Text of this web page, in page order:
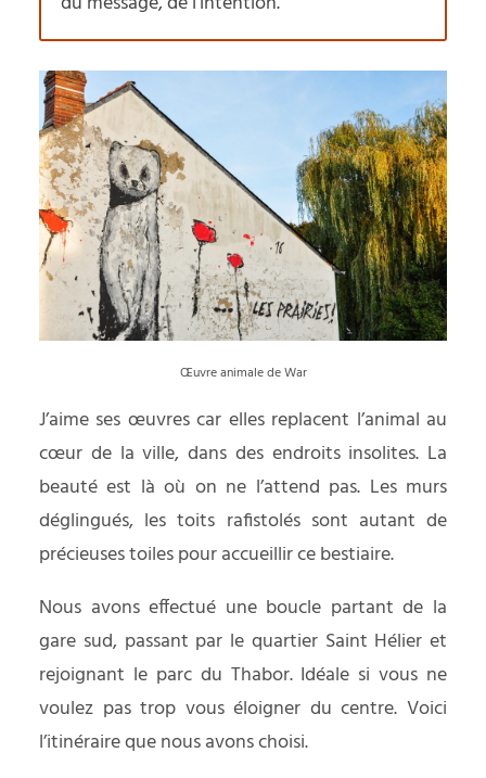
Œuvre animale de War
J’aime ses œuvres car elles replacent l’animal au
cœur de la ville, dans des endroits insolites. La
beauté est là où on ne l’attend pas. Les murs
déglingués, les toits rafistolés sont autant de
précieuses toiles pour accueillir ce bestiaire.
Nous avons effectué une boucle partant de la
gare sud, passant par le quartier Saint Hélier et
rejoignant le parc du Thabor. Idéale si vous ne
voulez pas trop vous éloigner du centre. Voici
l’itinéraire que nous avons choisi.